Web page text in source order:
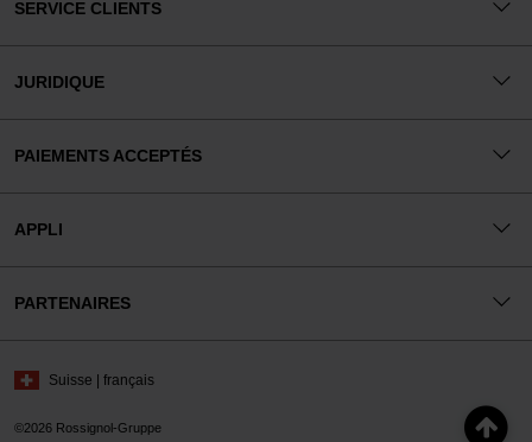
SERVICE CLIENTS
JURIDIQUE
PAIEMENTS ACCEPTÉS
APPLI
PARTENAIRES
©2026 Rossignol-Gruppe
Suisse | français